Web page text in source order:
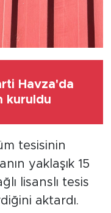
Havza'da
kuruldu
tesisinin
yaklaşık 15
lisanslı tesis
aktardı.